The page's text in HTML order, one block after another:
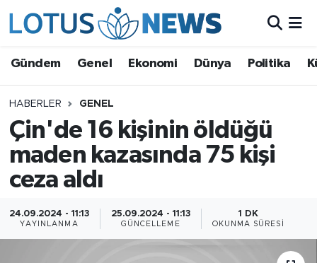
Gündem Genel Ekonomi Dünya Politika
HABERLER GENEL
Çin'de 16 kişinin öldüğü
maden kazasında 75 kişi
ceza aldı
24.09.2024 - 11:13
YAYINLANMA
25.09.2024 - 11:13
GÜNCELLEME
1 DK
OKUNMA SÜRESI
Ekonomi
Dünya
Politika